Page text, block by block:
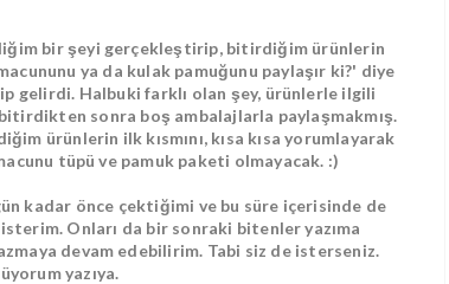
bir şeyi gerçekleştirip, bitirdiğim ürünlerin
ya da kulak pamuğunu paylaşır ki?' diye
gelirdi. Halbuki farklı olan şey, ürünlerle ilgili
sonra boş ambalajlarla paylaşmakmış.
ürünlerin ilk kısmını, kısa kısa yorumlayarak
tüpü ve pamuk paketi olmayacak. :)
kadar önce çektiğimi ve bu süre içerisinde de
Onları da bir sonraki bitenler yazıma
devam edebilirim. Tabi siz de isterseniz.
yazıya.